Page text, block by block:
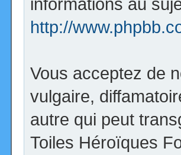
http://
Vous acceptez de
vulgaire,
autre qui peut
Toiles Héroïques